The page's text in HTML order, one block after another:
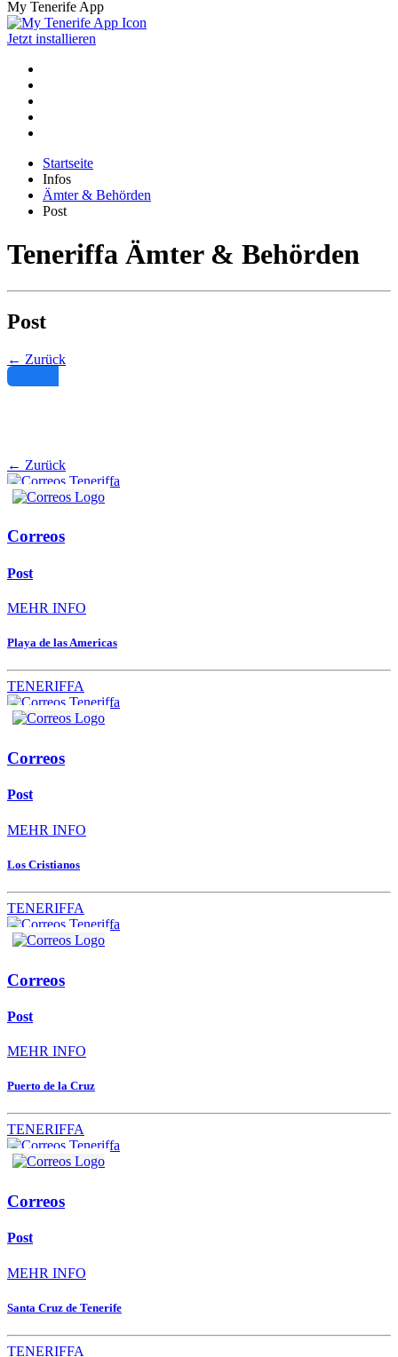
My Tenerife App
Jetzt installieren
Startseite
Infos
Ämter & Behörden
Post
Teneriffa Ämter & Behörden
Post
← Zurück
← Zurück
Correos
Post
MEHR INFO
Playa de las Americas
TENERIFFA
Correos
Post
MEHR INFO
Los Cristianos
TENERIFFA
Correos
Post
MEHR INFO
Puerto de la Cruz
TENERIFFA
Correos
Post
MEHR INFO
Santa Cruz de Tenerife
TENERIFFA